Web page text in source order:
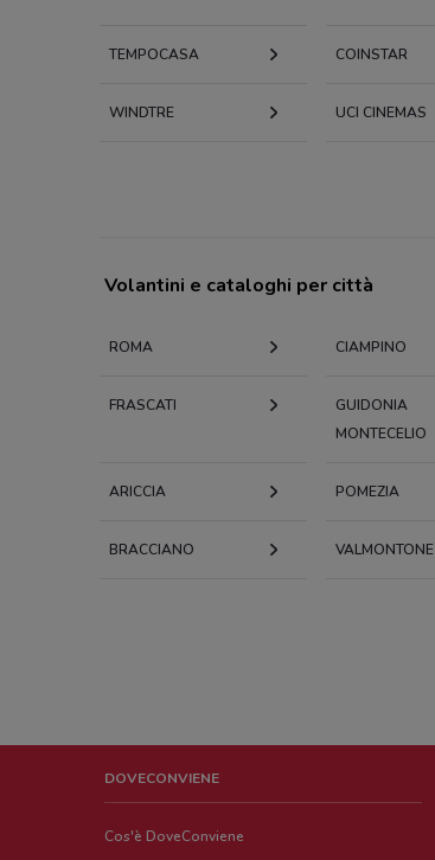
TEMPOCASA COINSTAR
WINDTRE UCI CINEMAS
Volantini e cataloghi per città
ROMA CIAMPINO
FRASCATI
GUIDONIA
MONTECELIO
ARICCIA POMEZIA
BRACCIANO VALMONTONE
DOVECONVIENE
Cos'è DoveConviene